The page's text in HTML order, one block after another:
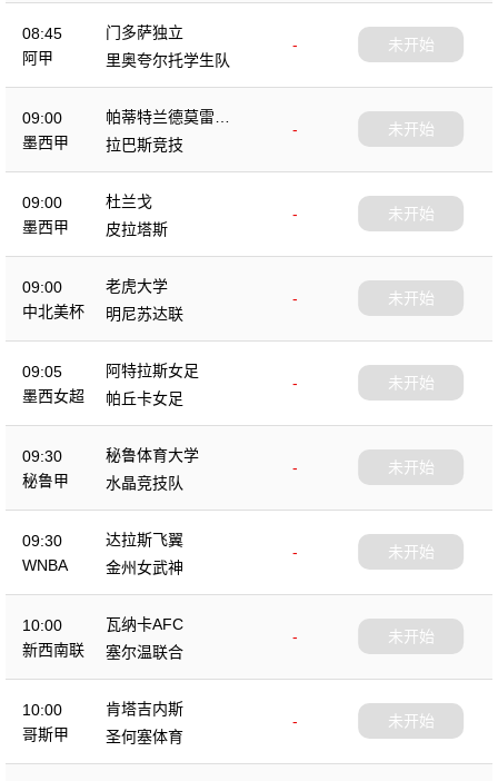
08:45
阿甲
门多萨独立
-
里奥夸尔托学生队
未开始
09:00
墨西甲
帕蒂特兰德莫雷洛
斯
-
拉巴斯竞技
未开始
09:00
墨西甲
杜兰戈
-
皮拉塔斯
未开始
09:00
中北美杯
老虎大学
-
明尼苏达联
未开始
09:05
墨西女超
阿特拉斯女足
-
帕丘卡女足
未开始
09:30
秘鲁甲
秘鲁体育大学
-
水晶竞技队
未开始
09:30
WNBA
达拉斯飞翼
-
金州女武神
未开始
10:00
新西南联
瓦纳卡AFC
-
塞尔温联合
未开始
10:00
哥斯甲
肯塔吉内斯
-
圣何塞体育
未开始